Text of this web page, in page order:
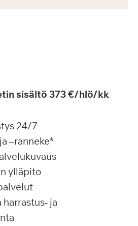
sisältö 373 €/hlö/kk
24/7
–ranneke*
ylläpito
ja